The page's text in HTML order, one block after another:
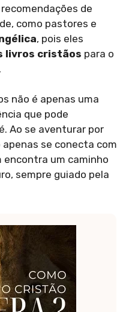
de
como pastores e
, pois eles
livros cristãos para o
não é apenas uma
que pode
Ao se aventurar por
se conecta com
encontra um caminho
sempre guiado pela